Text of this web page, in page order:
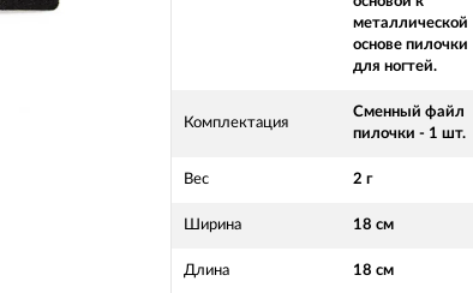
металлической
основе пилочки
для ногтей.
Комплектация
Сменный файл
пилочки - 1 шт.
Вес 2 г
Ширина 18 см
Длина 18 см